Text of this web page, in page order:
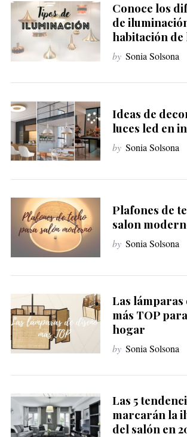
Conoce los
de
habitación de
by Sonia Solsona
Ideas de
luces led en
by Sonia Solsona
Plafones de
salon
by Sonia Solsona
Las lámparas
más TOP
hogar
by Sonia Solsona
Las 5
marcarán la
del salón en